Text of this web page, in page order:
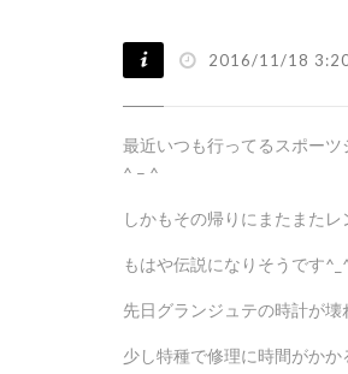
2016/11/18
最近いつも行ってるスポー
^ – ^
しかもその帰りにまたまた
もはや伝説になりそうです
先日グランジュテの時計が
少し特種で修理に時間がかか